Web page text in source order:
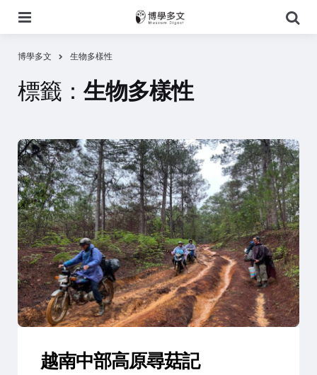
尋
博學多文 生物多樣性
標籤：生物多樣性
越南中部高原尋菇記